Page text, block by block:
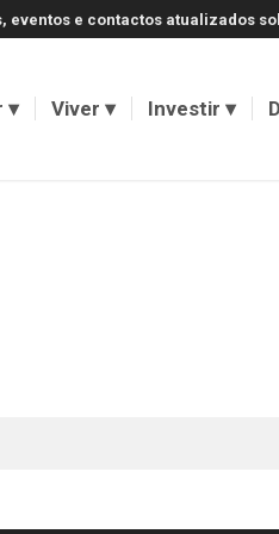
eventos e contactos atualizados
Viver Investir